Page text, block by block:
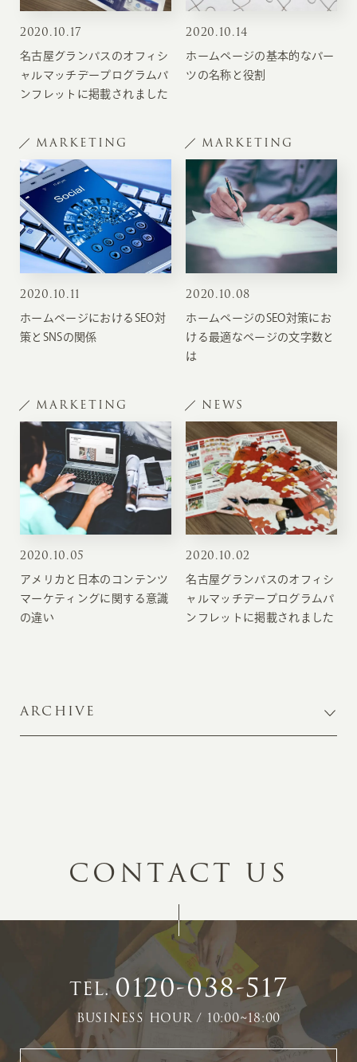
2020.10.17
名古屋グランパスのオフィシ
ャルマッチデープログラムパ
ンフレットに掲載されました
2020.10.14
ホームページの基本的なパー
ツの名称と役割
MARKETING
2020.10.11
ホームページにおけるSEO対
策とSNSの関係
MARKETING
2020.10.08
ホームページのSEO対策にお
ける最適なページの文字数と
は
MARKETING
2020.10.05
アメリカと日本のコンテンツ
マーケティングに関する意識
の違い
NEWS
2020.10.02
名古屋グランパスのオフィシ
ャルマッチデープログラムパ
ンフレットに掲載されました
ARCHIVE
CONTACT US
TEL.0120-038-517
BUSINESS HOUR / 10:00~18:00